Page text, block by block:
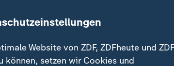
Website von ZDF, ZDFheute und
können, setzen wir Cookies und